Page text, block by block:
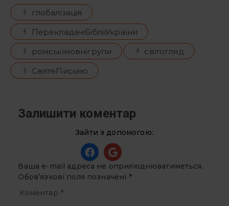
глобалізація
ПерекладачіБібліїУкраїни
ромськімовнігрупи
світогляд
СвятеПисьмо
Залишити коментар
Зайти з допомогою:
Ваша e-mail адреса не оприлюднюватиметься.
Обов’язкові поля позначені *
Коментар *